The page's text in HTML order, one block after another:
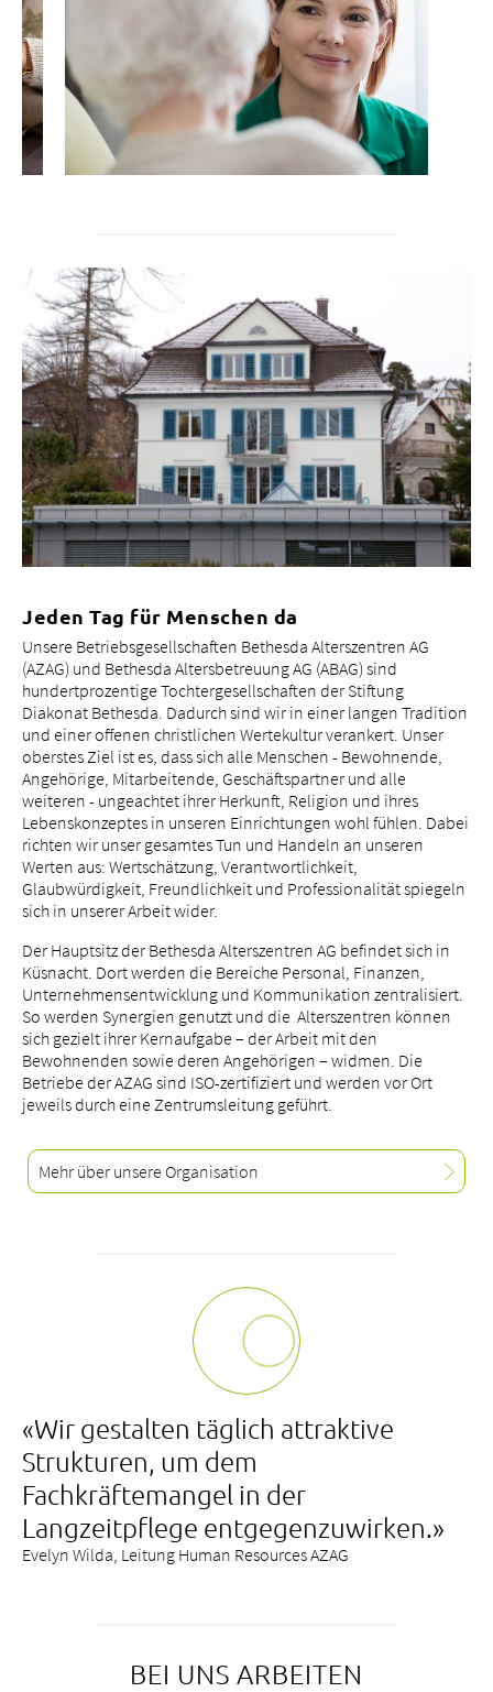
um die Uhr Erreichbarkeit von Pflegefachpersonen,
Wohnbegleitung sowie umfassende Schliess- und
Zutrittskonzepte mit strukturierten Kontrollgängen
gehören in jedem Fall zur Leistung unserer Häuser, viele
andere Dienstleistungen können als Ergänzung "à la
carte" dazu gewählt werden.
Jeden Tag für Menschen da
Unsere Betriebsgesellschaften Bethesda Alterszentren AG
(AZAG) und Bethesda Altersbetreuung AG (ABAG) sind
hundertprozentige Tochtergesellschaften der Stiftung
Diakonat Bethesda. Dadurch sind wir in einer langen Tradition
und einer offenen christlichen Wertekultur verankert. Unser
oberstes Ziel ist es, dass sich alle Menschen - Bewohnende,
Angehörige, Mitarbeitende, Geschäftspartner und alle
weiteren - ungeachtet ihrer Herkunft, Religion und ihres
Lebenskonzeptes in unseren Einrichtungen wohl fühlen. Dabei
richten wir unser gesamtes Tun und Handeln an unseren
Werten aus: Wertschätzung, Verantwortlichkeit,
Glaubwürdigkeit, Freundlichkeit und Professionalität spiegeln
sich in unserer Arbeit wider.
Der Hauptsitz der Bethesda Alterszentren AG befindet sich in
Küsnacht. Dort werden die Bereiche Personal, Finanzen,
Unternehmensentwicklung und Kommunikation zentralisiert.
So werden Synergien genutzt und die Alterszentren können
sich gezielt ihrer Kernaufgabe – der Arbeit mit den
Bewohnenden sowie deren Angehörigen – widmen. Die
Betriebe der AZAG sind ISO-zertifiziert und werden vor Ort
jeweils durch eine Zentrumsleitung geführt.
Mehr über unsere Organisation
«Wir gestalten täglich attraktive
Strukturen, um dem
Fachkräftemangel in der
Langzeitpflege entgegenzuwirken.»
Evelyn Wilda, Leitung Human Resources AZAG
BEI UNS ARBEITEN